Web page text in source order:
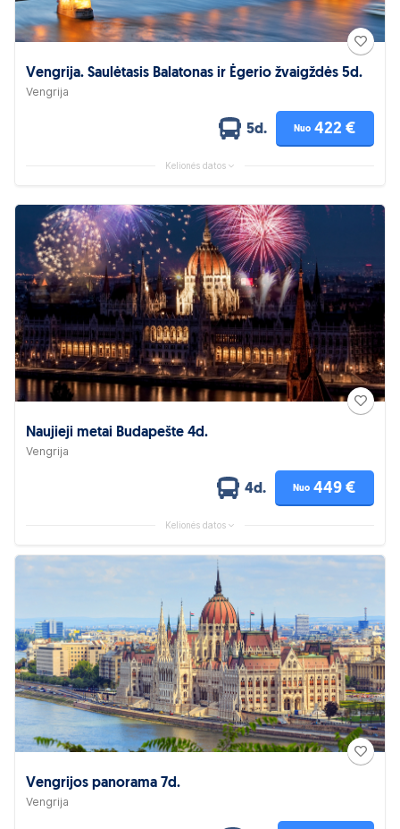
Vengrija. Saulėtasis Balatonas ir Ėgerio žvaigždės 5d.
Vengrija
5d. Nuo 422 €
Kelionės datos
Naujieji metai Budapešte 4d.
Vengrija
4d. Nuo 449 €
Kelionės datos
Vengrijos panorama 7d.
Vengrija